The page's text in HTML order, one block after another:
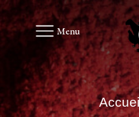
Menu